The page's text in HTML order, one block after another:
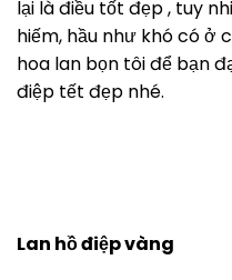
lại là điều tốt đẹp , tuy
hiếm, hầu như khó có ở
hoa lan bọn tôi để bạn
điệp tết đẹp nhé.
Lan hồ điệp vàng